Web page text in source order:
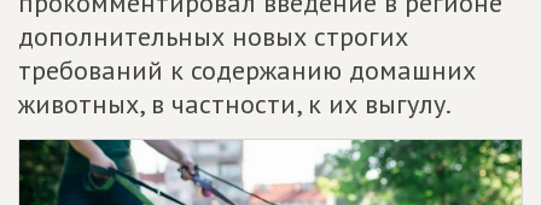
дополнительных новых строгих
требований к содержанию домашних
животных, в частности, к их выгулу.